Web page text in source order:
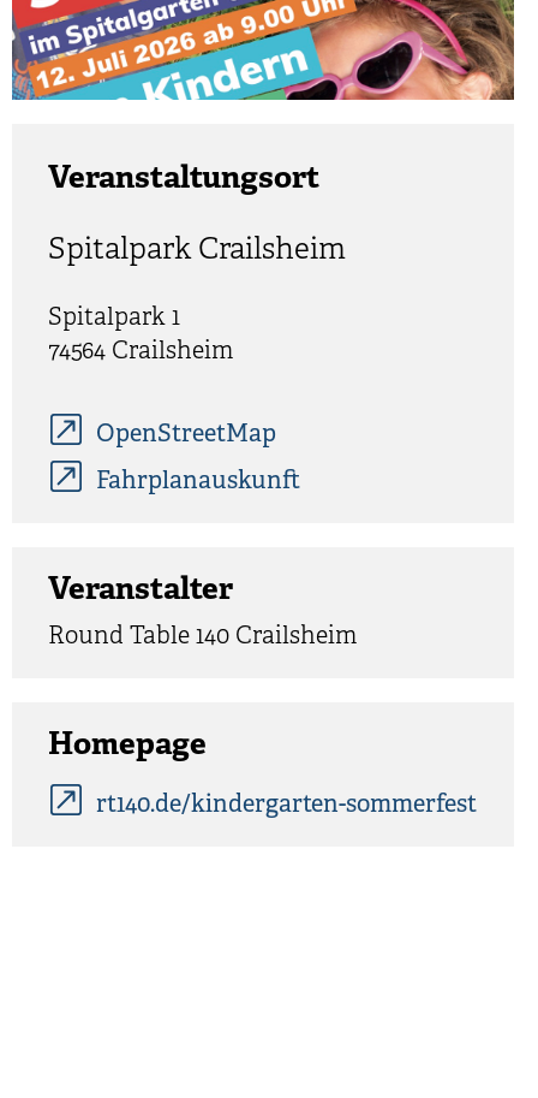
Veranstaltungsort
Spitalpark Crailsheim
Spitalpark 1
74564 Crailsheim
OpenStreetMap
Fahrplanauskunft
Veranstalter
Round Table 140 Crailsheim
Homepage
rt140.de/kindergarten-sommerfest